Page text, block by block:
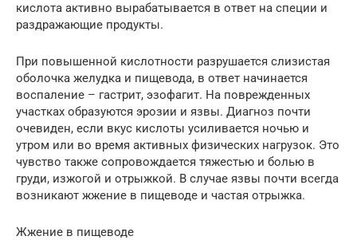
кислота активно вырабатывается в ответ на специи и
раздражающие продукты.
При повышенной кислотности разрушается слизистая
оболочка желудка и пищевода, в ответ начинается
воспаление – гастрит, эзофагит. На поврежденных
участках образуются эрозии и язвы. Диагноз почти
очевиден, если вкус кислоты усиливается ночью и
утром или во время активных физических нагрузок. Это
чувство также сопровождается тяжестью и болью в
груди, изжогой и отрыжкой. В случае язвы почти всегда
возникают жжение в пищеводе и частая отрыжка.
Жжение в пищеводе